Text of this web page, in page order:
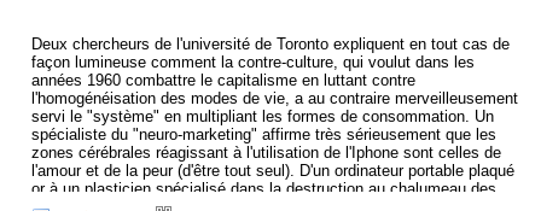
Deux chercheurs de l'université de Toronto expliquent en tout cas de
façon lumineuse comment la contre-culture, qui voulut dans les
années 1960 combattre le capitalisme en luttant contre
l'homogénéisation des modes de vie, a au contraire merveilleusement
servi le "système" en multipliant les formes de consommation. Un
spécialiste du "neuro-marketing" affirme très sérieusement que les
zones cérébrales réagissant à l'utilisation de l'Iphone sont celles de
l'amour et de la peur (d'être tout seul). D'un ordinateur portable plaqué
or à un plasticien spécialisé dans la destruction au chalumeau des
produits Apple, en passant par le conseiller d'Obama, Tim Wu, qui